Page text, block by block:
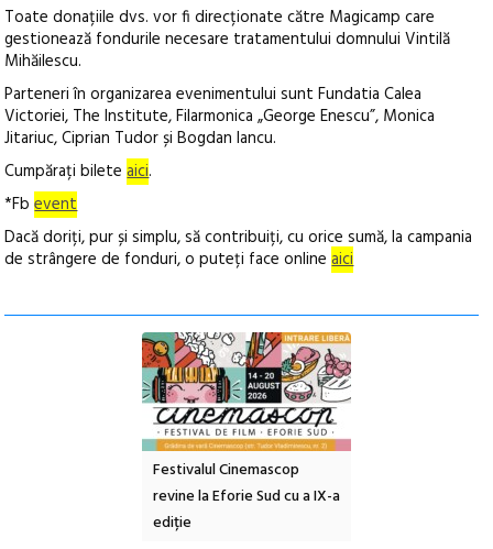
Toate donațiile dvs. vor fi direcționate către Magicamp care
gestionează fondurile necesare tratamentului domnului Vintilă
Mihăilescu.
Parteneri în organizarea evenimentului sunt Fundatia Calea
Victoriei, The Institute, Filarmonica „George Enescu”, Monica
Jitariuc, Ciprian Tudor și Bogdan Iancu.
Cumpărați bileteaici.
*Fbevent
Dacă doriți, pur și simplu, să contribuiți, cu orice sumă, la campania
de strângere de fonduri, o puteți face onlineaici
Festivalul Cinemascop
revine la Eforie Sud cu a IX-a
ediție